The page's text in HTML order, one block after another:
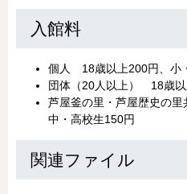
入館料
個人 18歳以上200円、小
団体（20人以上） 18歳以
芦屋釜の里・芦屋歴史の
中・高校生150円
関連ファイル